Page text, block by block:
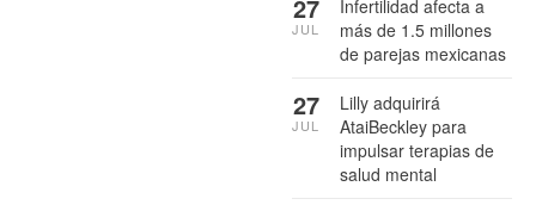
Infertilidad afecta a
más de 1.5 millones
de parejas mexicanas
27
JUL
Lilly adquirirá
AtaiBeckley para
impulsar terapias de
salud mental
27
JUL